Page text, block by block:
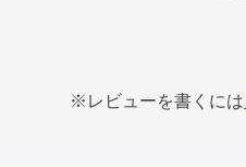
※レビューを書くには